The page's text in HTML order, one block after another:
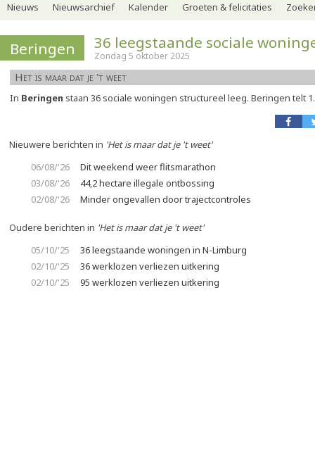
Nieuws Nieuwsarchief Kalender Groeten & felicitaties
Beringen 36 leegstaande sociale
Zondag 5 oktober 2025
Het is maar dat je 't weet
In Beringen staan 36 sociale woningen structureel leeg. Beringen telt
Nieuwere berichten in 'Het is maar dat je 't weet'
06/08/'26
Dit weekend weer flitsmarathon
03/08/'26
44,2 hectare illegale ontbossing
02/08/'26
Minder ongevallen door trajectcontroles
Oudere berichten in 'Het is maar dat je 't weet'
05/10/'25
36 leegstaande woningen in N-Limburg
02/10/'25
36 werklozen verliezen uitkering
02/10/'25
95 werklozen verliezen uitkering